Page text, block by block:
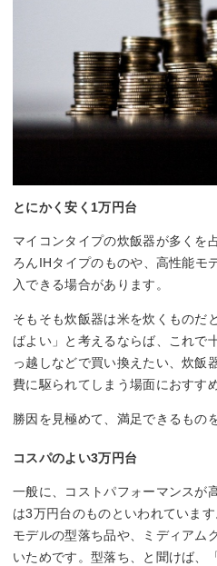
とにかく安く1万円台
マイコンタイプの炊飯器が多くを
ろんIHタイプのものや、高性能モ
入できる場合があります。
そもそも炊飯器は米を炊くものだ
ばよい」と考えるならば、これで
っ越しなどで買い換えたい、炊飯
費に駆られてしまう場面におすす
勝因を見極めて、満足できるもの
コスパのよい3万円台
一般に、コストパフォーマンスが
は3万円台のものといわれていま
モデルの型落ち品や、ミディアム
いためです。型落ち、と聞けば、